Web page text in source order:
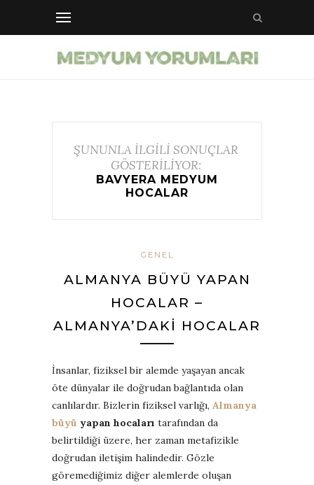
ŞUNUNLA İLGİLİ SONUÇLAR
GÖSTERİLİYOR:
BAVYERA MEDYUM
HOCALAR
GENEL
ALMANYA BÜYÜ YAPAN
HOCALAR –
ALMANYA’DAKI HOCALAR
İnsanlar, fiziksel bir alemde yaşayan ancak
öte dünyalar ile doğrudan bağlantıda olan
canlılardır. Bizlerin fiziksel varlığı, Almanya
büyü yapan hocaları tarafından da
belirtildiği üzere, her zaman metafizikle
doğrudan iletişim halindedir. Gözle
göremediğimiz diğer alemlerde oluşan